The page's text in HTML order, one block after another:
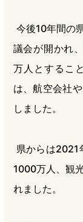
今後10年間の
議会が開かれ
万人とするこ
は、航空会社
しました。
県からは2021
1000万人、観
れました。